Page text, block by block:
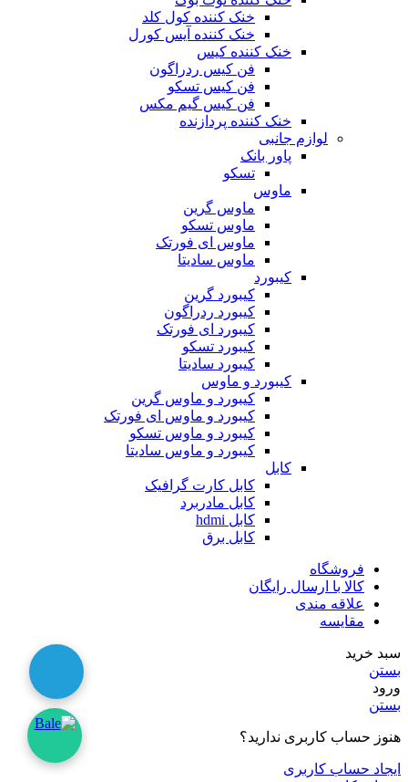
خنک کننده کول کلد
خنک کننده آیس کورل
خنک کننده کیس
فن کیس ردراگون
فن کیس تسکو
فن کیس گیم مکس
خنک کننده پردازنده
لوازم جانبی
پاور بانک
تسکو
ماوس
ماوس گرین
ماوس تسکو
ماوس ای فورتک
ماوس سادیتا
کیبورد
کیبورد گرین
کیبورد ردراگون
کیبورد ای فورتک
کیبورد تسکو
کیبورد سادیتا
کیبورد و ماوس
کیبورد و ماوس گرین
کیبورد و ماوس ای فورتک
کیبورد و ماوس تسکو
کیبورد و ماوس سادیتا
کابل
کابل کارت گرافیک
کابل مادربرد
کابل hdmi
کابل برق
فروشگاه
کالا با ارسال رایگان
علاقه مندی
مقایسه
سبد خرید
بستن
ورود
بستن
هنوز حساب کاربری ندارید؟
ایجاد حساب کاربری